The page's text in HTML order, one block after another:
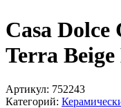
Casa Dolce
Terra
Артикул: 752243
Категорий: